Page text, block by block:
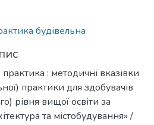
будівельна
: методичні вказівки
практики для здобувачів
рівня вищої освіти за
та містобудування» /